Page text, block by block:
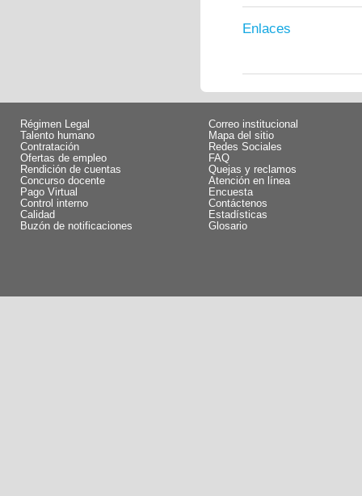
Enlaces
Régimen Legal
Talento humano
Contratación
Ofertas de empleo
Rendición de cuentas
Concurso docente
Pago Virtual
Control interno
Calidad
Buzón de notificaciones
Correo institucional
Mapa del sitio
Redes Sociales
FAQ
Quejas y reclamos
Atención en línea
Encuesta
Contáctenos
Estadísticas
Glosario